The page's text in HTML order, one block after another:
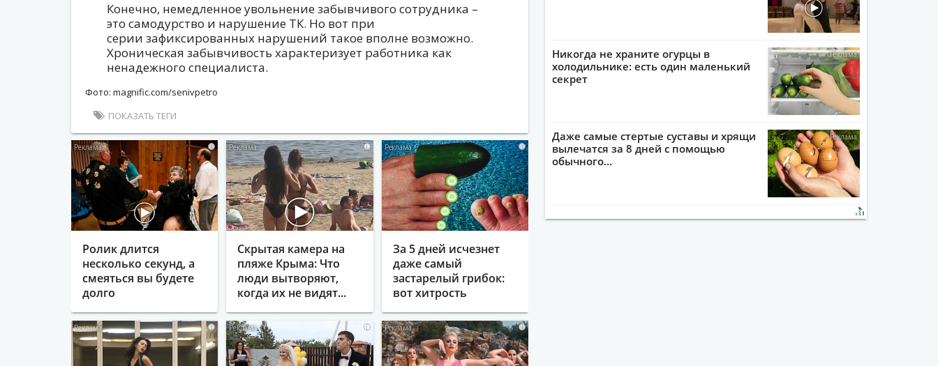
Конечно, немедленное увольнение забывчивого сотрудника –
это самодурство и нарушение ТК. Но вот при
серии зафиксированных нарушений такое вполне возможно.
Хроническая забывчивость характеризует работника как
ненадежного специалиста.
Фото: magnific.com/senivpetro
ПОКАЗАТЬ ТЕГИ
i
Ролик длится
несколько секунд, а
смеяться вы будете
долго
i
Скрытая камера на
пляже Крыма: Что
люди вытворяют,
когда их не видят...
i
За 5 дней исчезнет
даже самый
застарелый грибок:
вот хитрость
i i i
Никогда не храните огурцы в
холодильнике: есть один маленький
секрет
Даже самые стертые суставы и хрящи
вылечатся за 8 дней с помощью
обычного…